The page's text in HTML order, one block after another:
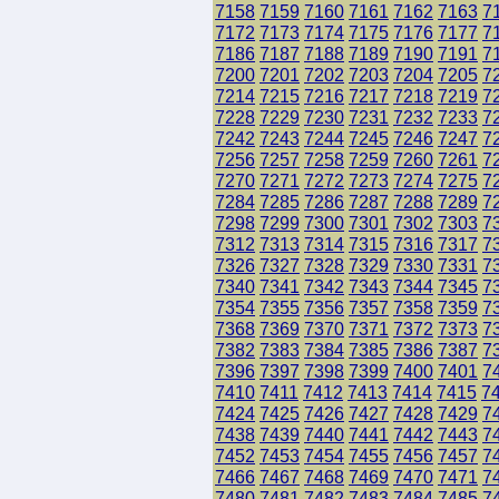
7158 7159 7160 7161 7162 7163
7172 7173 7174 7175 7176 7177
7186 7187 7188 7189 7190 7191
7200 7201 7202 7203 7204 7205
7214 7215 7216 7217 7218 7219
7228 7229 7230 7231 7232 7233
7242 7243 7244 7245 7246 7247
7256 7257 7258 7259 7260 7261
7270 7271 7272 7273 7274 7275
7284 7285 7286 7287 7288 7289
7298 7299 7300 7301 7302 7303
7312 7313 7314 7315 7316 7317
7326 7327 7328 7329 7330 7331
7340 7341 7342 7343 7344 7345
7354 7355 7356 7357 7358 7359
7368 7369 7370 7371 7372 7373
7382 7383 7384 7385 7386 7387
7396 7397 7398 7399 7400 7401
7410 7411 7412 7413 7414 7415
7424 7425 7426 7427 7428 7429
7438 7439 7440 7441 7442 7443
7452 7453 7454 7455 7456 7457
7466 7467 7468 7469 7470 7471